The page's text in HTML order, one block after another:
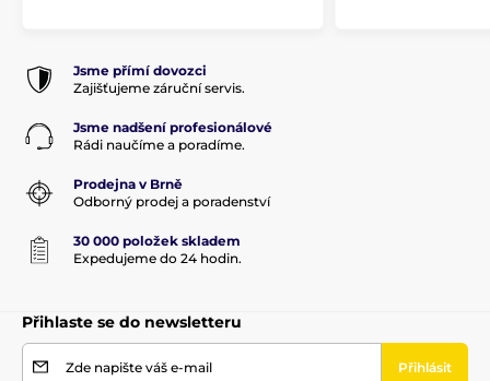
Jsme přímí dovozci
Zajišťujeme záruční servis.
Jsme nadšení profesionálové
Rádi naučíme a poradíme.
Prodejna v Brně
Odborný prodej a poradenství
30 000 položek skladem
Expedujeme do 24 hodin.
Přihlaste se do newsletteru
Zde napište váš e-mail Přihlásit